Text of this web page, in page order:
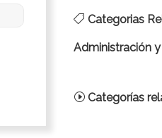
Categorias
Administración
Categorías